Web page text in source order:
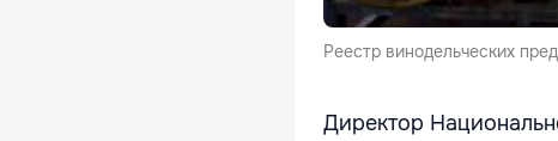
Реестр винодельческих
Директор